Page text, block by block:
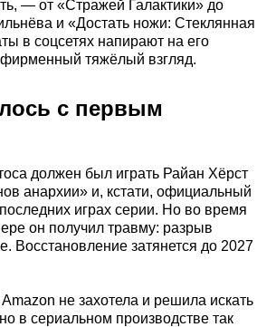
— от «Стражей Галактики» до
и «Достать ножи: Стеклянная
в соцсетях напирают на его
тяжёлый взгляд.
с первым
должен был играть Райан Хёрст
анархии» и, кстати, официальный
играх серии. Но во время
он получил травму: разрыв
Восстановление затянется до 2027
не захотела и решила искать
в сериальном производстве так